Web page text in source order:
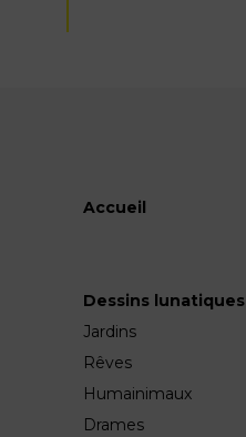
Accueil
Dessins lunatiques
Jardins
Rêves
Humainimaux
Drames